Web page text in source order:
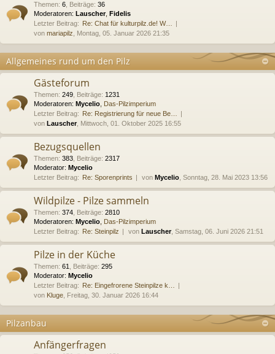
Themen: 6 Beiträge: 36
Moderatoren: Lauscher, Fidelis
Letzter Beitrag: Re: Chat für kulturpilz.de! W…
von mariapilz , Montag, 05. Januar 2026 21:35
Allgemeines rund um den Pilz
Gästeforum
Themen: 249 Beiträge: 1231
Moderatoren: Mycelio Das-Pilzimperium
Letzter Beitrag: Re: Registrierung für neue Be…
von Lauscher, Mittwoch, 01. Oktober 2025 16:55
Bezugsquellen
Themen: 383 Beiträge: 2317
Moderator: Mycelio
Letzter Beitrag: Re: Sporenprints von Mycelio , Sonntag, 28. Mai 2023 13:56
Wildpilze - Pilze sammeln
Themen: 374 Beiträge: 2810
Moderatoren: Mycelio Das-Pilzimperium
Letzter Beitrag: Re: Steinpilz von Lauscher, Samstag, 06. Juni 2026 21:51
Pilze in der Küche
Themen: 61 Beiträge: 295
Moderator: Mycelio
Letzter Beitrag: Re: Eingefrorene Steinpilze k…
von Kluge , Freitag, 30. Januar 2026 16:44
Pilzanbau
Anfängerfragen